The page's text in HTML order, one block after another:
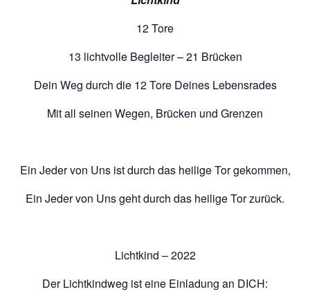
12 Tore
13 lichtvolle Begleiter – 21 Brücken
Dein Weg durch die 12 Tore Deines Lebensrades
Mit all seinen Wegen, Brücken und Grenzen
Ein Jeder von Uns ist durch das heilige Tor gekommen,
Ein Jeder von Uns geht durch das heilige Tor zurück.
Lichtkind – 2022
Der Lichtkindweg ist eine Einladung an DICH: